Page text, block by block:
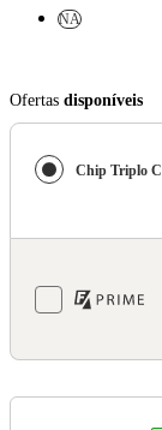
NA
Ofertas disponíveis